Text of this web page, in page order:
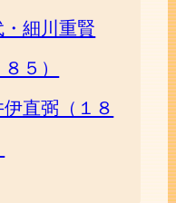
細川重賢
５）
直弼（１８